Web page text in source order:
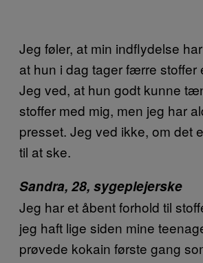
Jeg føler, at min indflydelse
at hun i dag tager færre stoffer
Jeg ved, at hun godt kunne
stoffer med mig, men jeg har
presset. Jeg ved ikke, om det
til at ske.
Sandra, 28, sygeplejerske
Jeg har et åbent forhold til
jeg haft lige siden mine
prøvede kokain første gang